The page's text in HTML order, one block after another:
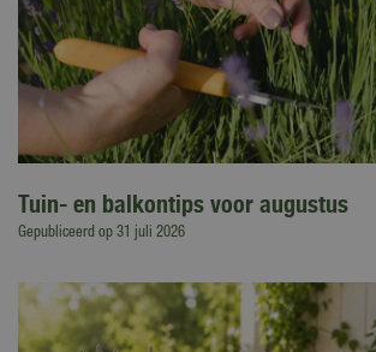
Tuin- en balkontips voor augustus
Gepubliceerd op 31 juli 2026